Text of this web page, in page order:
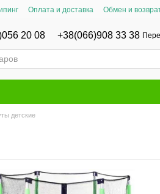
Оплата и доставка Обмен и
20 08 +38(066)908 33 38
детские